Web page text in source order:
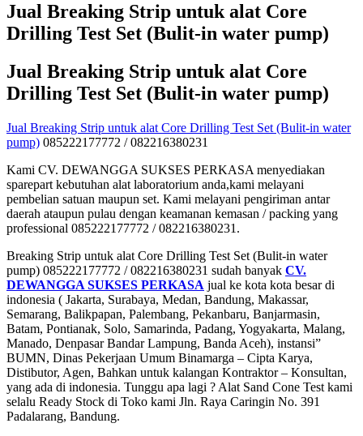
Jual Breaking Strip untuk alat Core
Drilling Test Set (Bulit-in water pump)
Jual Breaking Strip untuk alat Core
Drilling Test Set (Bulit-in water pump)
Jual Breaking Strip untuk alat Core Drilling Test Set (Bulit-in water
pump) 085222177772 / 082216380231
Kami CV. DEWANGGA SUKSES PERKASA menyediakan
sparepart kebutuhan alat laboratorium anda,kami melayani
pembelian satuan maupun set. Kami melayani pengiriman antar
daerah ataupun pulau dengan keamanan kemasan / packing yang
professional 085222177772 / 082216380231.
Breaking Strip untuk alat Core Drilling Test Set (Bulit-in water
pump) 085222177772 / 082216380231 sudah banyak CV.
DEWANGGA SUKSES PERKASA jual ke kota kota besar di
indonesia ( Jakarta, Surabaya, Medan, Bandung, Makassar,
Semarang, Balikpapan, Palembang, Pekanbaru, Banjarmasin,
Batam, Pontianak, Solo, Samarinda, Padang, Yogyakarta, Malang,
Manado, Denpasar Bandar Lampung, Banda Aceh), instansi”
BUMN, Dinas Pekerjaan Umum Binamarga – Cipta Karya,
Distibutor, Agen, Bahkan untuk kalangan Kontraktor – Konsultan,
yang ada di indonesia. Tunggu apa lagi ? Alat Sand Cone Test kami
selalu Ready Stock di Toko kami Jln. Raya Caringin No. 391
Padalarang, Bandung.